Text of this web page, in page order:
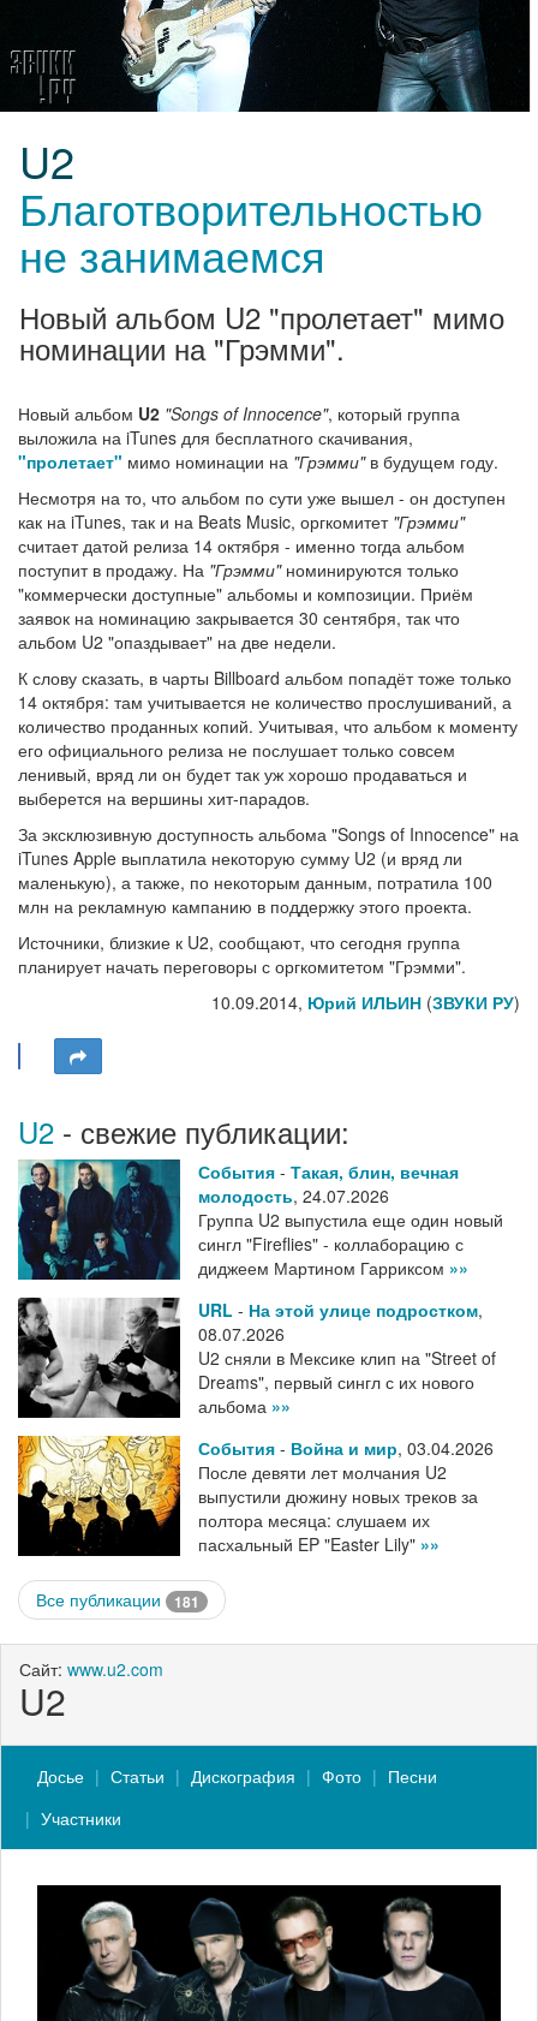
U2
Благотворительностью
не занимаемся
Новый альбом U2 "пролетает" мимо
номинации на "Грэмми".
Новый альбом U2 "Songs of Innocence", который группа
выложила на iTunes для бесплатного скачивания,
"пролетает" мимо номинации на "Грэмми"в будущем году.
Несмотря на то, что альбом по сути уже вышел - он доступен
как на iTunes, так и на Beats Music, оргкомитет "Грэмми"
считает датой релиза 14 октября - именно тогда альбом
поступит в продажу. На "Грэмми"номинируются только
"коммерчески доступные" альбомы и композиции. Приём
заявок на номинацию закрывается 30 сентября, так что
альбом U2 "опаздывает" на две недели.
К слову сказать, в чарты Billboard альбом попадёт тоже только
14 октября: там учитывается не количество прослушиваний, а
количество проданных копий. Учитывая, что альбом к моменту
его официального релиза не послушает только совсем
ленивый, вряд ли он будет так уж хорошо продаваться и
выберется на вершины хит-парадов.
За эксклюзивную доступность альбома "Songs of Innocence" на
iTunes Apple выплатила некоторую сумму U2 (и вряд ли
маленькую), а также, по некоторым данным, потратила 100
млн на рекламную кампанию в поддержку этого проекта.
Источники, близкие к U2, сообщают, что сегодня группа
планирует начать переговоры с оргкомитетом "Грэмми".
10.09.2014, Юрий ИЛЬИН (ЗВУКИ РУ)
U2 - свежие публикации:
События - Такая, блин, вечная
молодость, 24.07.2026
Группа U2 выпустила еще один новый
сингл "Fireflies" - коллаборацию с
диджеем Мартином Гарриксом »»
URL - На этой улице подростком,
08.07.2026
U2 сняли в Мексике клип на "Street of
Dreams", первый сингл с их нового
альбома »»
События - Война и мир, 03.04.2026
После девяти лет молчания U2
выпустили дюжину новых треков за
полтора месяца: слушаем их
пасхальный EP "Easter Lily" »»
Все публикации 181
Сайт: www.u2.com
U2
Досье Статьи Дискография Фото
Песни
Участники